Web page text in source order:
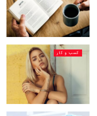
کسب و کار